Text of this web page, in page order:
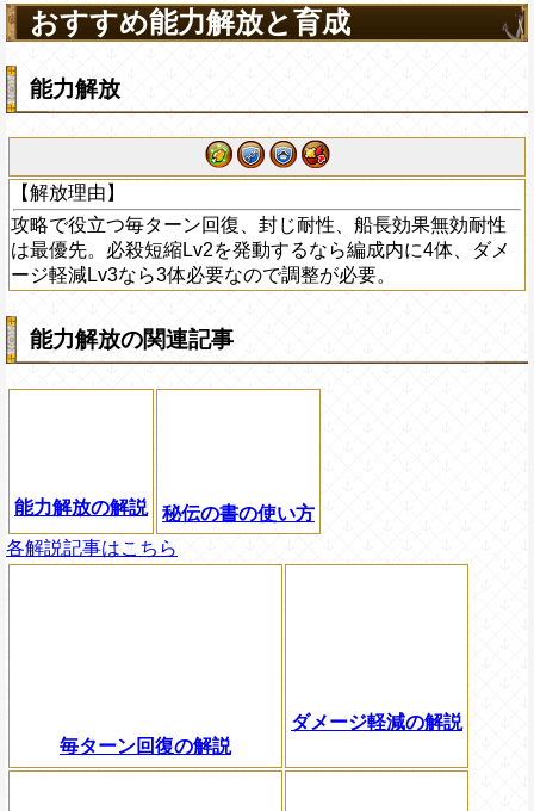
おすすめ能力解放と育成
能力解放
【解放理由】
攻略で役立つ毎ターン回復、封じ耐性、船長効果無効耐性
は最優先。必殺短縮Lv2を発動するなら編成内に4体、ダメ
ージ軽減Lv3なら3体必要なので調整が必要。
能力解放の関連記事
能力解放の解説
秘伝の書の使い方
各解説記事はこちら
毎ターン回復の解説
ダメージ軽減の解説